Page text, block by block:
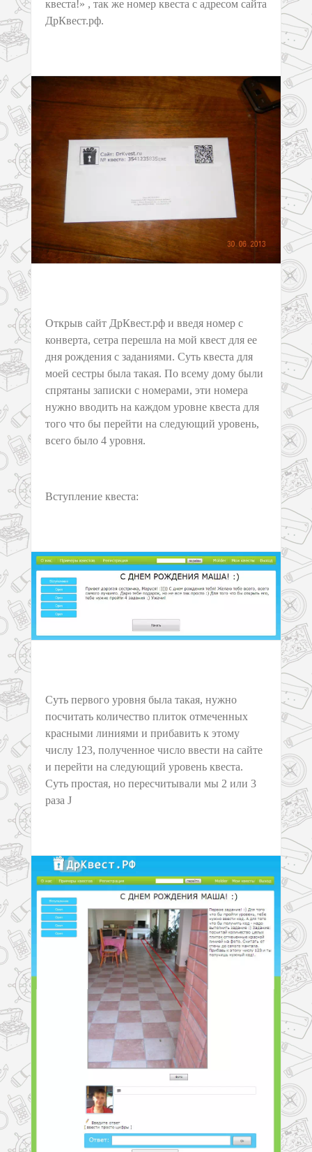
квеста!» , так же номер квеста с адресом сайта
ДрКвест.рф.
Открыв сайт ДрКвест.рф и введя номер с
конверта, сетра перешла на мой квест для ее
дня рождения с заданиями. Суть квеста для
моей сестры была такая. По всему дому были
спрятаны записки с номерами, эти номера
нужно вводить на каждом уровне квеста для
того что бы перейти на следующий уровень,
всего было 4 уровня.
Вступление квеста:
Суть первого уровня была такая, нужно
посчитать количество плиток отмеченных
красными линиями и прибавить к этому
числу 123, полученное число ввести на сайте
и перейти на следующий уровень квеста.
Суть простая, но пересчитывали мы 2 или 3
раза J